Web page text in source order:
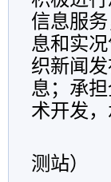
信息服
息和实
织新闻
息；承
术开发
测站）